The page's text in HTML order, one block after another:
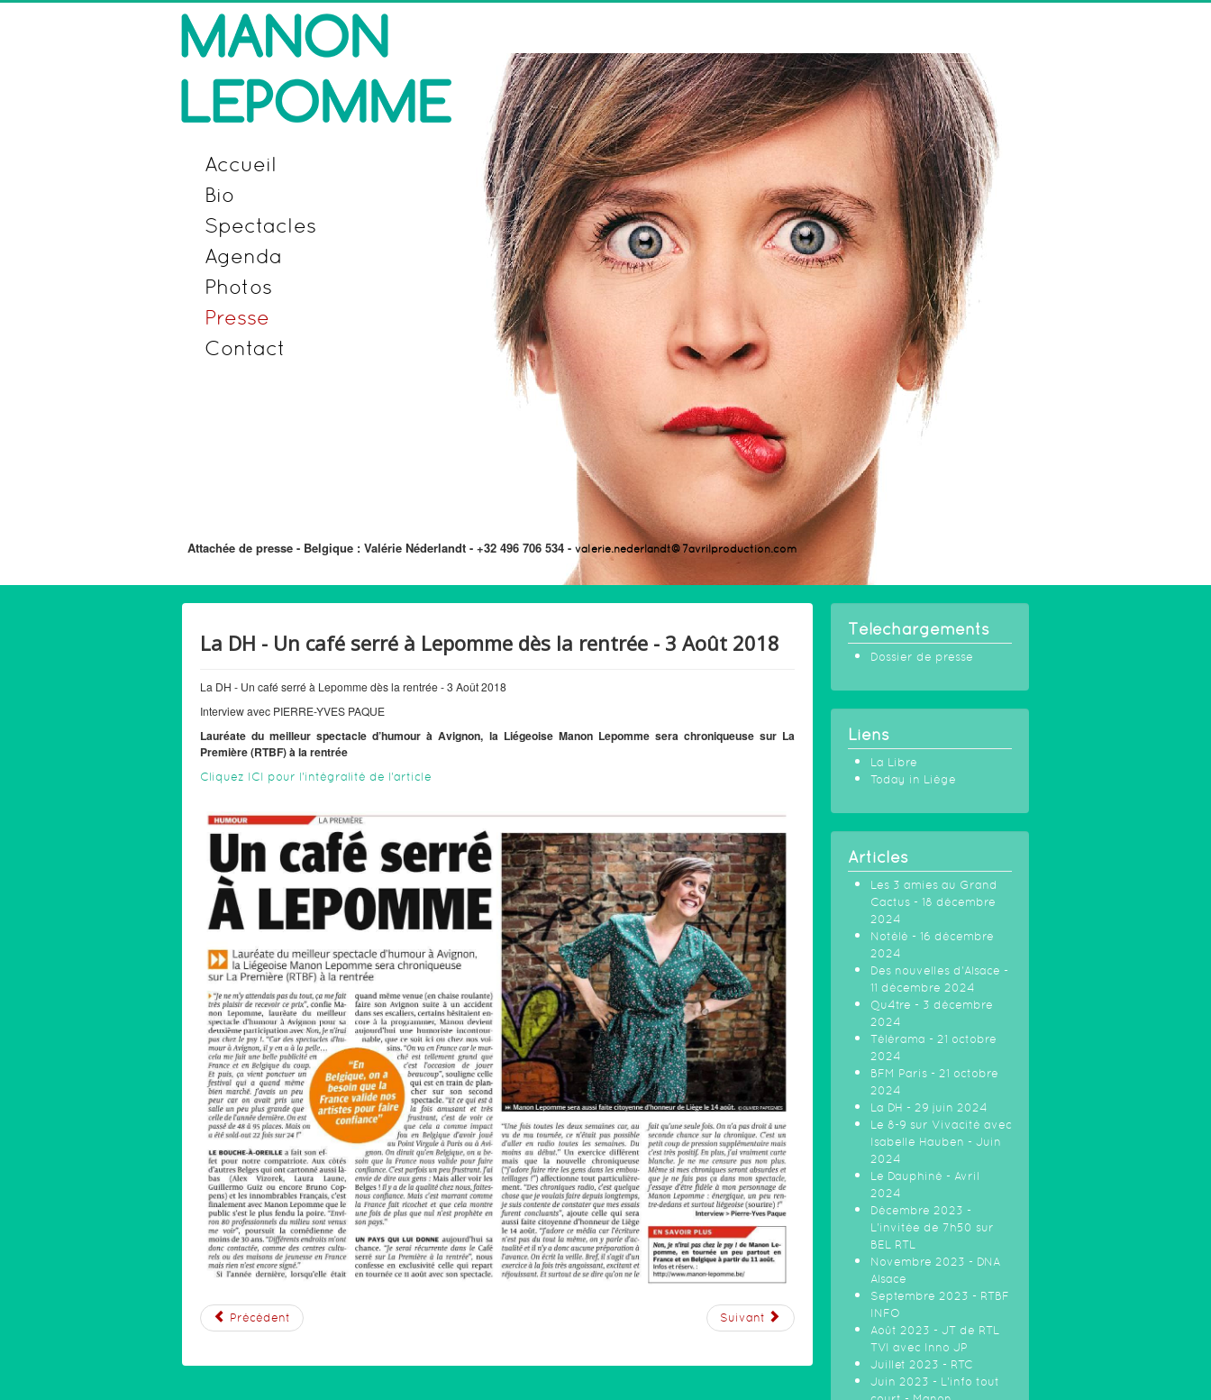
Accueil
Bio
Spectacles
Agenda
Photos
Presse
Contact
Attachée de presse - Belgique : Valérie Néderlandt - +32 496 706 534 - valerie.nederlandt@7avrilproduction.com
La DH - Un café serré à Lepomme dès la rentrée - 3 Août 2018
La DH - Un café serré à Lepomme dès la rentrée - 3 Août 2018
Interview avec PIERRE-YVES PAQUE
Lauréate du meilleur spectacle d’humour à Avignon, la Liégeoise Manon Lepomme sera chroniqueuse sur La
Première (RTBF) à la rentrée
Cliquez ICI pour l'intégralité de l'article
Précédent Suivant
Téléchargements
Dossier de presse
Liens
La Libre
Today in Liège
Articles
Les 3 amies au Grand
Cactus - 18 décembre
2024
Notélé - 16 décembre
2024
Des nouvelles d'Alsace -
11 décembre 2024
Qu4tre - 3 décembre
2024
Télérama - 21 octobre
2024
BFM Paris - 21 octobre
2024
La DH - 29 juin 2024
Le 8-9 sur Vivacité avec
Isabelle Hauben - Juin
2024
Le Dauphiné - Avril
2024
Décembre 2023 -
L'invitée de 7h50 sur
BEL RTL
Novembre 2023 - DNA
Alsace
Septembre 2023 - RTBF
INFO
Août 2023 - JT de RTL
TVI avec Inno JP
Juillet 2023 - RTC
Juin 2023 - L'info tout